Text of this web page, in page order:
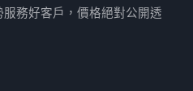
務好客戶，價格絕對公開透